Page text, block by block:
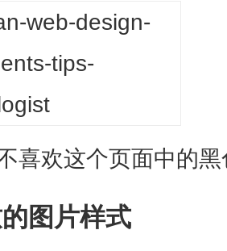
喜欢这个页面中的
图片样式